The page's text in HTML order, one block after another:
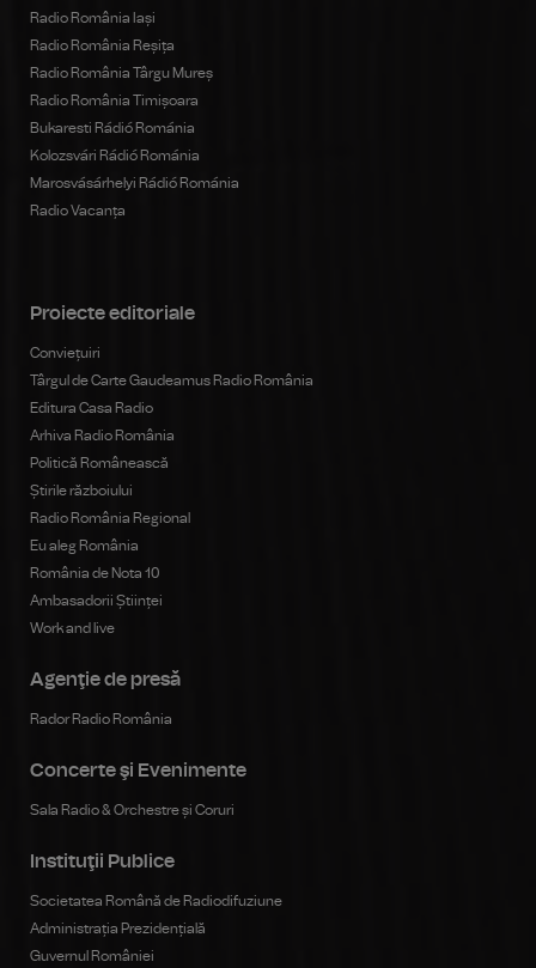
Radio România Iași
Radio România Reșița
Radio România Târgu Mureș
Radio România Timișoara
Bukaresti Rádió Románia
Kolozsvári Rádió Románia
Marosvásárhelyi Rádió Románia
Radio Vacanța
Proiecte editoriale
Conviețuiri
Târgul de Carte Gaudeamus Radio România
Editura Casa Radio
Arhiva Radio România
Politică Românească
Știrile războiului
Radio România Regional
Eu aleg România
România de Nota 10
Ambasadorii Științei
Work and live
Agenţie de presă
Rador Radio România
Concerte şi Evenimente
Sala Radio & Orchestre și Coruri
Instituţii Publice
Societatea Română de Radiodifuziune
Administrația Prezidențială
Guvernul României